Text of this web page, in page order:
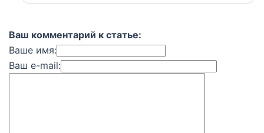
АС через встроенный усилитель сабвуфера
Ваш комментарий к статье:
Ваше имя:
Ваш e-mail: